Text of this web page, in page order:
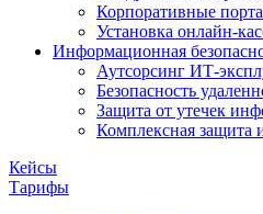
Корпоративные
Установка онлайн-
Информационная
Аутсорсинг ИТ-
Безопасность
Защита от утечек
Комплексная защита
Кейсы
Тарифы